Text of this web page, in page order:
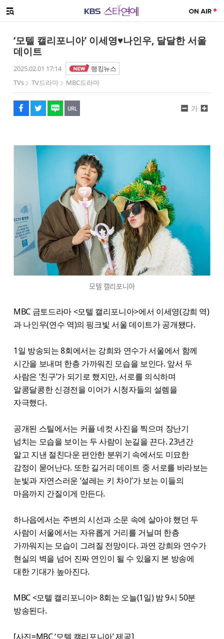
메뉴 열기
‘모텔 캘리포니아’ 이세영♥나인우, 달달한 서울
데이트
2025.02.01 17:14
랭킹뉴스
TVs
TV드라마 MBC드라마
페이스북
트위터
네이버
URL복사
글씨 작게보기
가
글씨 크게보기
모텔 캘리포니아
MBC 금토드라마 <모텔 캘리포니아>에서 이세영(강희 역)
과 나인우(연수 역)의 핑크빛 서울 데이트가 공개됐다.
1일 방송되는 8회에서는 강희와 연수가 서울에서 함께
시간을 보내며 한층 가까워진 모습을 보인다. 앞서 두
사람은 ‘친구’가 되기로 했지만, 서로를 의식하며
알콩달콩한 신경전을 이어가 시청자들의 설렘을
자극했다.
공개된 스틸에서는 커플 네컷 사진을 찍으며 장난기
넘치는 모습을 보이는 두 사람이 눈길을 끈다. 23년간
알고 지낸 절친다운 편안한 분위기 속에서도 미묘한
감정이 묻어난다. 또한 길거리 데이트 중 서로를 바라보는
눈빛과 자연스러운 ‘설레는 키 차이’가 보는 이들의
마음까지 간질이게 만든다.
하나읍에서는 주변의 시선과 소문 속에 살아야 했던 두
사람이 서울에서는 자유롭게 거리를 거닐며 한층
가까워지는 모습이 그려질 전망이다. 과연 강희와 연수가
현실의 벽을 넘어 진짜 연인이 될 수 있을지 본 방송에
대한 기대가 높아진다.
MBC <모텔 캘리포니아> 8회는 오늘(1일) 밤 9시 50분
방송된다.
[사진=MBC ‘모텔 캘리포니아’ 제공]
해시태그